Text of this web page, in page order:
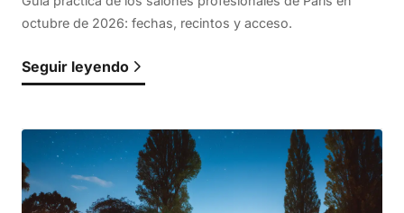
octubre de 2026: fechas, recintos y acceso.
Seguir leyendo